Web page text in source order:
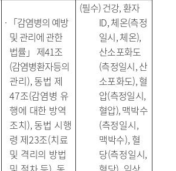
· 「감염병의 예방
및 관리에 관한
법률」 제41조
(감염병환자등의
관리), 동법 제
47조(감염병 유
행에 대한 방역
조치), 동법 시행
령 제23조(치료
및 격리의 방법
(필수)건강, 환자
ID,체온(측정
일시,체온),
산소포화도
(측정일시,산
소포화도),혈
압(측정일시,
혈압),맥박수
(측정일시,
맥박수), 혈
당(측정일시,